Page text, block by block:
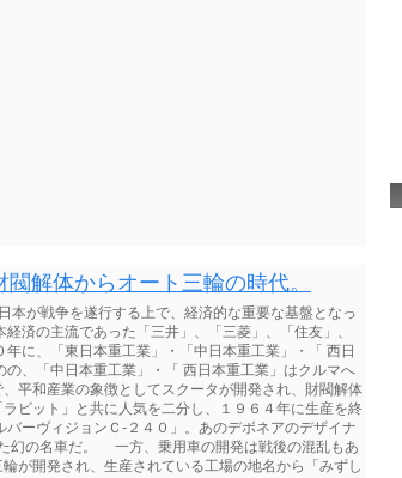
解体からオート三輪の時代。
が戦争を遂行する上で、経済的な重要な基盤となっ
済の主流であった「三井」、「三菱」、「住友」、
に、「東日本重工業」・「中日本重工業」・「 西日
、「中日本重工業」・「 西日本重工業」はクルマへ
平和産業の象徴としてスクータが開発され、財閥解体
ビット」と共に人気を二分し、１９６４年に生産を終
ーヴィジョンＣ-２４０」。あのデボネアのデザイナ
幻の名車だ。 一方、乗用車の開発は戦後の混乱もあ
が開発され、生産されている工場の地名から「みずし